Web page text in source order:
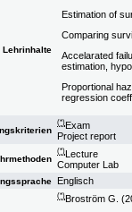
Lehrinhalte
Estimation of
Comparing
Accelarated
estimation,
Proportional
regression
(*)Exam
Project report
(*)Lecture
Computer Lab
Englisch
(*)Broström G.